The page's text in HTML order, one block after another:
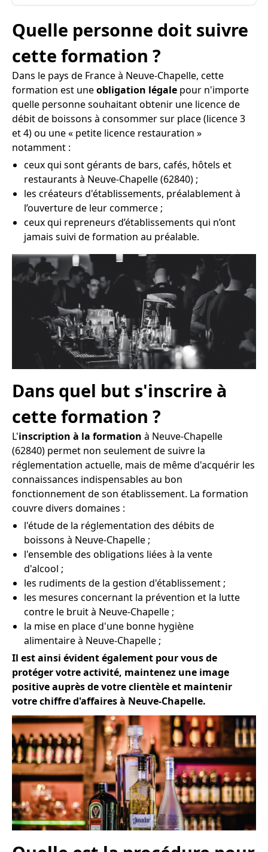
Quelle personne doit suivre
cette formation ?
Dans le pays de France à Neuve-Chapelle, cette
formation est uneobligation légale pour n'importe
quelle personne souhaitant obtenir une licence de
débit de boissons à consommer sur place (licence 3
et 4) ou une « petite licence restauration »
notamment :
ceux qui sont gérants de bars, cafés, hôtels et
restaurants à Neuve-Chapelle (62840) ;
les créateurs d'établissements, préalablement à
l’ouverture de leur commerce ;
ceux qui repreneurs d’établissements qui n’ont
jamais suivi de formation au préalable.
Dans quel but s'inscrire à
cette formation ?
L'inscription à la formation à Neuve-Chapelle
(62840) permet non seulement de suivre la
réglementation actuelle, mais de même d'acquérir les
connaissances indispensables au bon
fonctionnement de son établissement. La formation
couvre divers domaines :
l'étude de la réglementation des débits de
boissons à Neuve-Chapelle ;
l'ensemble des obligations liées à la vente
d'alcool ;
les rudiments de la gestion d'établissement ;
les mesures concernant la prévention et la lutte
contre le bruit à Neuve-Chapelle ;
la mise en place d'une bonne hygiène
alimentaire à Neuve-Chapelle ;
Il est ainsi évident également pour vous de
protéger votre activité, maintenez une image
positive auprès de votre clientèle et maintenir
votre chiffre d'affaires à Neuve-Chapelle.